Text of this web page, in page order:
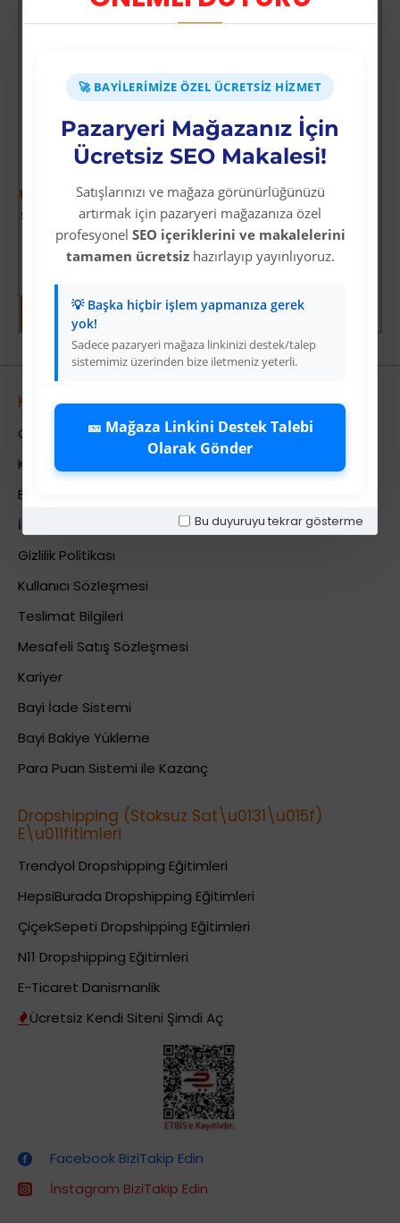
🚀 BAYILERIMIZE ÖZEL ÜCRETSIZ HIZMET
Pazaryeri Mağazanız İçin
Ücretsiz SEO Makalesi!
Satışlarınızı ve mağaza görünürlüğünüzü
artırmak için pazaryeri mağazanıza özel
profesyonel SEO içeriklerini ve makalelerini
tamamen ücretsizhazırlayıp yayınlıyoruz.
💡 Başka hiçbir işlem yapmanıza gerek
yok!
Sadece pazaryeri mağaza linkinizi destek/talep
sistemimiz üzerinden bize iletmeniz yeterli.
🎫 Mağaza Linkini Destek Talebi
Olarak Gönder
Bu duyuruyu tekrar gösterme
Star Diving Dalış Maskesi Yetişkin - 51701-MAVİ - 1 ADET
Üyelere Özel Fiyat
Üye Olunuz
Üyelere Özel Fiyat
Kurumsal
Colezium Hakkında
Kurumsal Bilgiler
Banka Hesab Bilgileri
İletişim
Gizlilik Politikası
Kullanıcı Sözleşmesi
Teslimat Bilgileri
Mesafeli Satış Sözleşmesi
Kariyer
Bayi İade Sistemi
Bayi Bakiye Yükleme
Para Puan Sistemi ile Kazanç
Dropshipping (Stoksuz Sat\u0131\u015f)
E\u011fitimleri
Trendyol Dropshipping Eğitimleri
HepsiBurada Dropshipping Eğitimleri
ÇiçekSepeti Dropshipping Eğitimleri
N11 Dropshipping Eğitimleri
E-Ticaret Danismanlik
Ücretsiz Kendi Siteni Şimdi Aç
Facebook BiziTakip Edin
İnstagram BiziTakip Edin